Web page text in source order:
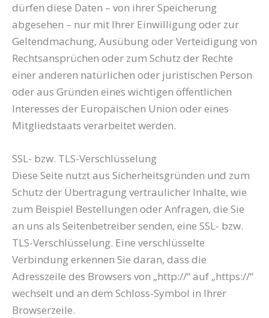
dürfen diese Daten – von ihrer Speicherung
abgesehen – nur mit Ihrer Einwilligung oder zur
Geltendmachung, Ausübung oder Verteidigung von
Rechtsansprüchen oder zum Schutz der Rechte
einer anderen natürlichen oder juristischen Person
oder aus Gründen eines wichtigen öffentlichen
Interesses der Europäischen Union oder eines
Mitgliedstaats verarbeitet werden.
SSL- bzw. TLS-Verschlüsselung
Diese Seite nutzt aus Sicherheitsgründen und zum
Schutz der Übertragung vertraulicher Inhalte, wie
zum Beispiel Bestellungen oder Anfragen, die Sie
an uns als Seitenbetreiber senden, eine SSL- bzw.
TLS-Verschlüsselung. Eine verschlüsselte
Verbindung erkennen Sie daran, dass die
Adresszeile des Browsers von „http://“ auf „https://“
wechselt und an dem Schloss-Symbol in Ihrer
Browserzeile.